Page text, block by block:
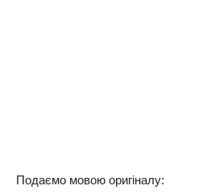
Подаємо мовою оригіналу: